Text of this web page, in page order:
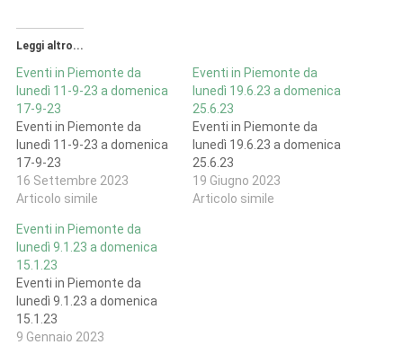
Leggi altro...
Eventi in Piemonte da
lunedì 11-9-23 a domenica
17-9-23
Eventi in Piemonte da
lunedì 11-9-23 a domenica
17-9-23
16 Settembre 2023
Articolo simile
Eventi in Piemonte da
lunedì 19.6.23 a domenica
25.6.23
Eventi in Piemonte da
lunedì 19.6.23 a domenica
25.6.23
19 Giugno 2023
Articolo simile
Eventi in Piemonte da
lunedì 9.1.23 a domenica
15.1.23
Eventi in Piemonte da
lunedì 9.1.23 a domenica
15.1.23
9 Gennaio 2023